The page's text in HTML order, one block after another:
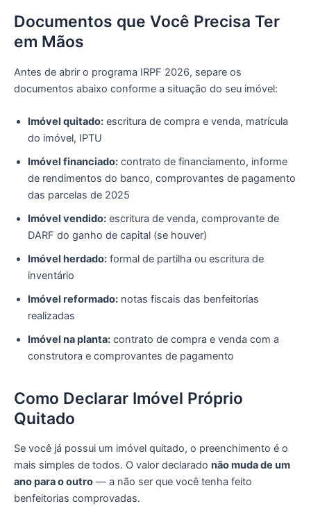
Documentos que Você Precisa Ter
em Mãos
Antes de abrir o programa IRPF 2026, separe os
documentos abaixo conforme a situação do seu imóvel:
Imóvel quitado: escritura de compra e venda, matrícula
do imóvel, IPTU
Imóvel financiado: contrato de financiamento, informe
de rendimentos do banco, comprovantes de pagamento
das parcelas de 2025
Imóvel vendido: escritura de venda, comprovante de
DARF do ganho de capital (se houver)
Imóvel herdado: formal de partilha ou escritura de
inventário
Imóvel reformado: notas fiscais das benfeitorias
realizadas
Imóvel na planta: contrato de compra e venda com a
construtora e comprovantes de pagamento
Como Declarar Imóvel Próprio
Quitado
Se você já possui um imóvel quitado, o preenchimento é o
mais simples de todos. O valor declarado não muda de um
ano para o outro — a não ser que você tenha feito
benfeitorias comprovadas.